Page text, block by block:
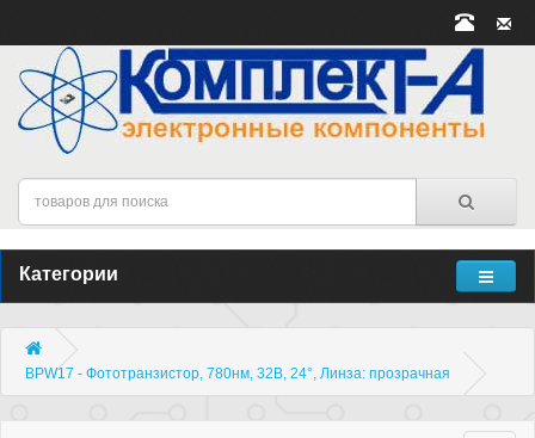
Категории
BPW17 - Фототранзистор, 780нм, 32В, 24°, Линза: прозрачная